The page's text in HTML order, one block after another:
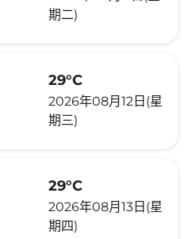
期二)
29°C
2026年08月12日(星
期三)
29°C
2026年08月13日(星
期四)